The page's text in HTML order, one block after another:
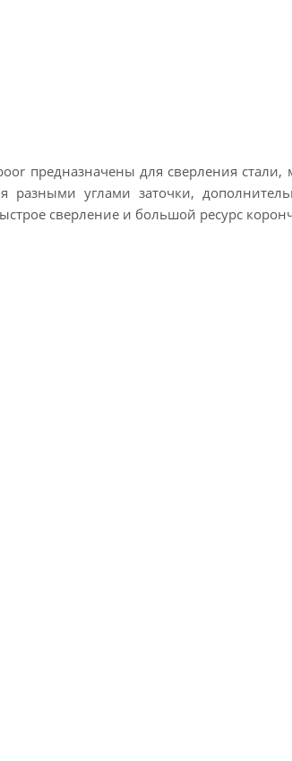
предназначены для сверления
разными углами заточки,
сверление и большой ресурс